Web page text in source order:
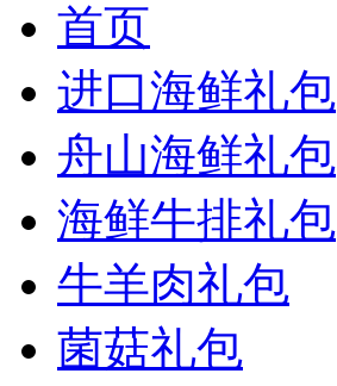
首页
进口海鲜礼包
舟山海鲜礼包
海鲜牛排礼包
牛羊肉礼包
菌菇礼包